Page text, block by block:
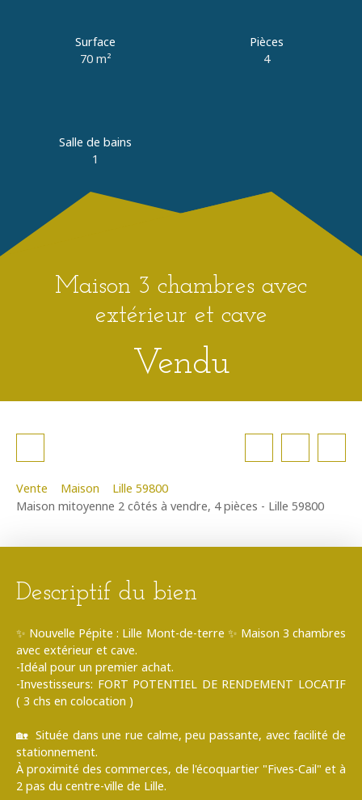
Surface
70 m²
Pièces
4
Salle de bains
1
Maison 3 chambres avec
extérieur et cave
Vendu
Vente Maison
Lille 59800
Maison mitoyenne 2 côtés à vendre, 4 pièces - Lille 59800
Descriptif du bien
✨ Nouvelle Pépite : Lille Mont-de-terre ✨ Maison 3 chambres
avec extérieur et cave.
-Idéal pour un premier achat.
-Investisseurs: FORT POTENTIEL DE RENDEMENT LOCATIF
( 3 chs en colocation )
🏡 Située dans une rue calme, peu passante, avec facilité de
stationnement.
À proximité des commerces, de l'écoquartier "Fives-Cail" et à
2 pas du centre-ville de Lille.